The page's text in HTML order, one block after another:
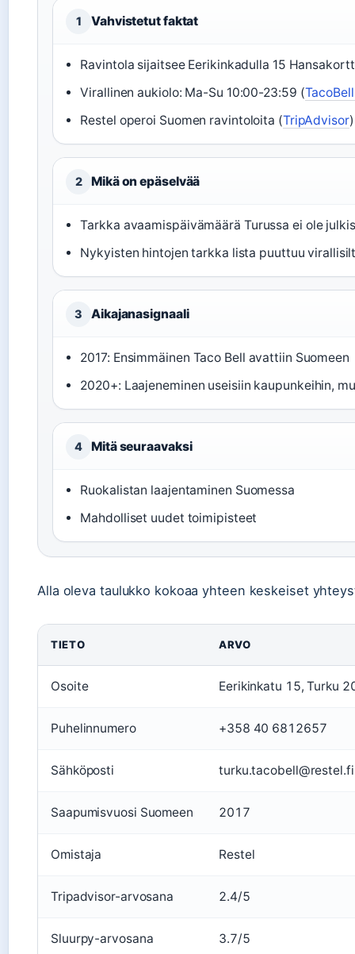
1 Vahvistetut faktat
Ravintola sijaitsee Eerikinkadulla 15
Virallinen aukiolo: Ma-Su 10:00-23:59 (
Restel operoi Suomen ravintoloita (TripAdvisor)
2 Mikä on epäselvää
Tarkka avaamispäivämäärä Turussa ei ole
Nykyisten hintojen tarkka lista puuttuu
3 Aikajanasignaali
2017: Ensimmäinen Taco Bell avattiin Suomeen
2020+: Laajeneminen useisiin kaupunkeihin,
4 Mitä seuraavaksi
Ruokalistan laajentaminen Suomessa
Mahdolliset uudet toimipisteet
Alla oleva taulukko kokoaa yhteen keskeiset
TIETO ARVO
Osoite Eerikinkatu 15, Turku
Puhelinnumero +358 40 6812657
Sähköposti turku.tacobell@restel.fi
Saapumisvuosi Suomeen 2017
Omistaja Restel
Tripadvisor-arvosana 2.4/5
Sluurpy-arvosana 3.7/5